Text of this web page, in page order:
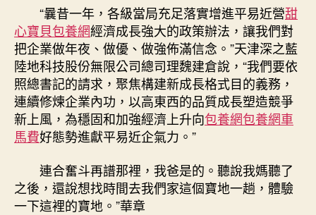
“曩昔一年，各級當局充足落實增進平易近營甜
心寶貝包養網經濟成長強大的政策辦法，讓我們對
把企業做年夜、做優、做強佈滿信念。”天津深之藍
陸地科技股份無限公司總司理魏建倉說，“我們要依
照總書記的請求，聚焦構建新成長格式目的義務，
連續修煉企業內功，以高東西的品質成長塑造競爭
新上風，為穩固和加強經濟上升向包養網包養網車
馬費好態勢進獻平易近企氣力。”
連合奮斗再譜那裡，我爸是的。聽說我媽聽了
之後，還說想找時間去我們家這個寶地一趟，體驗
一下這裡的寶地。”華章